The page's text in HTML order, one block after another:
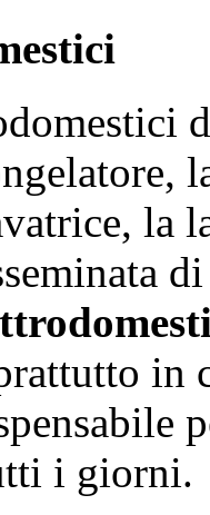
la
in
i giorni.